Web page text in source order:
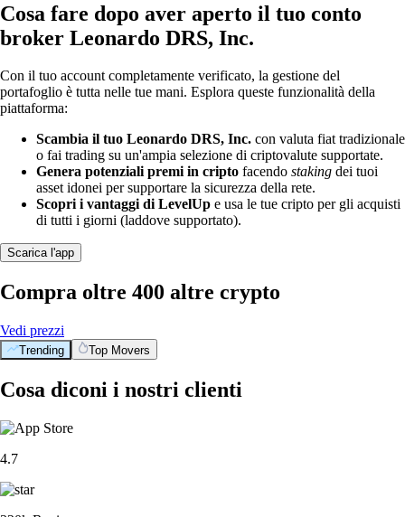
Cosa fare dopo aver aperto il tuo conto
broker Leonardo DRS, Inc.
Con il tuo account completamente verificato, la gestione del
portafoglio è tutta nelle tue mani. Esplora queste funzionalità della
piattaforma:
Scambia il tuo Leonardo DRS, Inc. con valuta fiat tradizionale
o fai trading su un'ampia selezione di criptovalute supportate.
Genera potenziali premi in cripto facendo staking dei tuoi
asset idonei per supportare la sicurezza della rete.
Scopri i vantaggi di LevelUp e usa le tue cripto per gli acquisti
di tutti i giorni (laddove supportato).
Scarica l'app
Compra oltre 400 altre crypto
Vedi prezzi
Trending Top Movers
Cosa diconi i nostri clienti
4.7